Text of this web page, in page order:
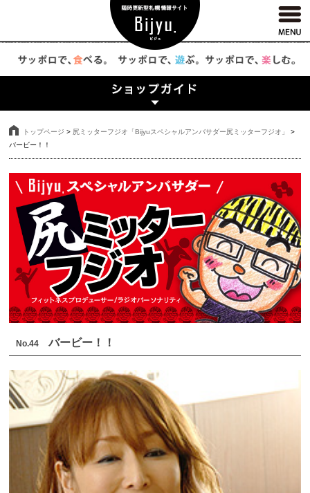
トップページ > 尻ミッターフジオ「Bijyuスペシャルアンバサダー尻ミッターフジオ」
>
バービー！！
No.44 バービー！！